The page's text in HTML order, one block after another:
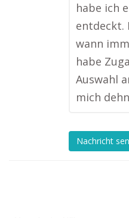
habe ich
entdeckt.
wann
habe
Auswahl
mich
Nachricht